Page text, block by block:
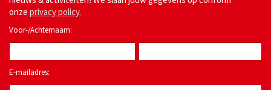
onze privacy policy.
Voor-/Achternaam:
E-mailadres: